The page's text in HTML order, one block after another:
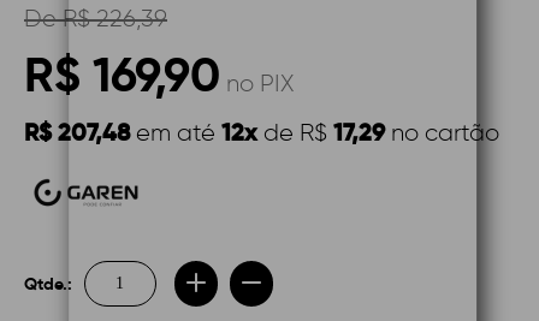
DeR$ 226,39
R$ 169,90 no PIX
R$ 207,48em até 12xde R$ 17,29no cartão
Qtde.: